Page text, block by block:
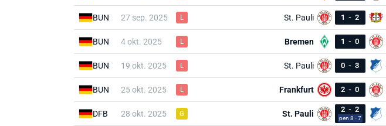
BUN 27 sep. 2025 L St. Pauli 1 - 2
BUN 4 okt. 2025 L Bremen 1 - 0
BUN 19 okt. 2025 L St. Pauli 0 - 3
BUN 25 okt. 2025 L Frankfurt 2 - 0
DFB 28 okt. 2025 G St. Pauli 2 - 2
pen 8 - 7